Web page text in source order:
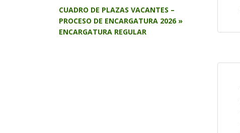
CUADRO DE PLAZAS VACANTES –
PROCESO DE ENCARGATURA 2026 »
ENCARGATURA REGULAR